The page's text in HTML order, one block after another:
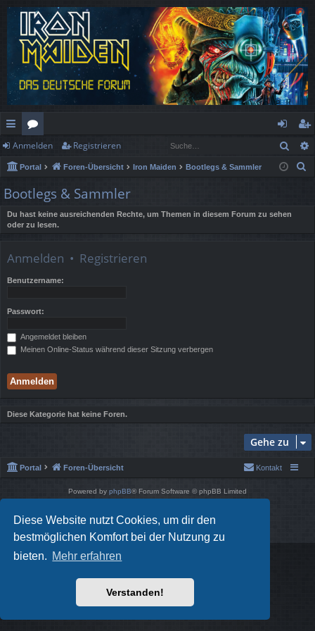
Diese Website nutzt Cookies, um dir den
bestmöglichen Komfort bei der Nutzung zu
bieten. Mehr erfahren
Verstanden!
ch
ne
llz
ug
f
or
en
n
m
de
eg
ist
Anmelden Registrieren
Portal Foren-Übersicht Iron Maiden Bootlegs & Sammler
Bootlegs & Sammler
Du hast keine ausreichenden Rechte, um Themen in diesem Forum zu sehen
oder zu lesen.
Anmelden • Registrieren
Benutzername:
Passwort:
Angemeldet bleiben
Meinen Online-Status während dieser Sitzung verbergen
Diese Kategorie hat keine Foren.
Gehe zu
Portal Foren-Übersicht Kontakt
Powered by phpBB® Forum Software © phpBB Limited
Deutsche Übersetzung durchphpBB.de